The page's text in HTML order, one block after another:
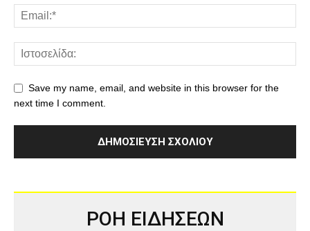
Save my name, email, and website in this browser for the
next time I comment.
ΡΟΗ ΕΙΔΗΣΕΩΝ